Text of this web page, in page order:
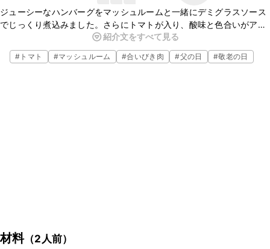
ジューシーなハンバーグをマッシュルームと一緒にデミグラスソース
でじっくり煮込みました。さらにトマトが入り、酸味と色合いがアク
セントとなります。お好みの野菜やチーズを入れるとレパートリーが
広がりますよ。
紹介文をすべて見る
# トマト #マッシュルーム #合いびき肉 #父の日 #敬老の日
材料（2人前）